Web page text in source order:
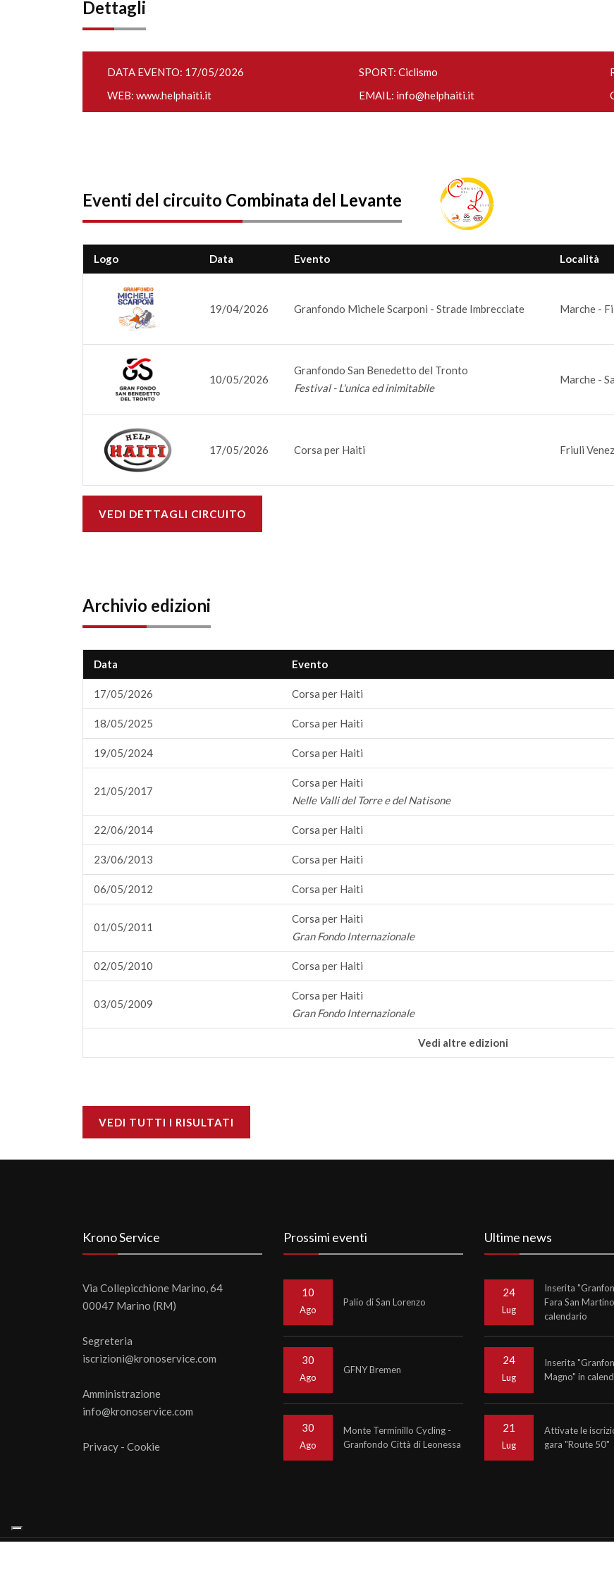
Dettagli
DATA EVENTO: 17/05/2026 SPORT: Ciclismo
WEB: www.helphaiti.it EMAIL: info@helphaiti.it
Eventi del circuito Combinata del Levante
Logo Data Evento Località
19/04/2026 Granfondo Michele Scarponi - Strade Imbrecciate Marche -
10/05/2026
Granfondo San Benedetto del Tronto
Festival - L'unica ed inimitabile
Marche -
17/05/2026 Corsa per Haiti Friuli
VEDI DETTAGLI CIRCUITO
Archivio edizioni
Data Evento
17/05/2026 Corsa per Haiti
18/05/2025 Corsa per Haiti
19/05/2024 Corsa per Haiti
21/05/2017
Corsa per Haiti
Nelle Valli del Torre e del Natisone
22/06/2014 Corsa per Haiti
23/06/2013 Corsa per Haiti
06/05/2012 Corsa per Haiti
01/05/2011
Corsa per Haiti
Gran Fondo Internazionale
02/05/2010 Corsa per Haiti
03/05/2009
Corsa per Haiti
Gran Fondo Internazionale
Vedi altre edizioni
VEDI TUTTI I RISULTATI
Krono Service
Via Collepicchione Marino, 64
00047 Marino (RM)
Segreteria
iscrizioni@kronoservice.com
Amministrazione
info@kronoservice.com
Privacy - Cookie
Prossimi eventi
10
Ago
Palio di San Lorenzo
30
Ago
GFNY Bremen
30
Ago
Monte Terminillo Cycling -
Granfondo Città di Leonessa
Ultime news
24
Lug
Inserita
Fara San
calendario
24
Lug
Inserita
Magno" in
21
Lug
Attivate le
gara "Route 50"